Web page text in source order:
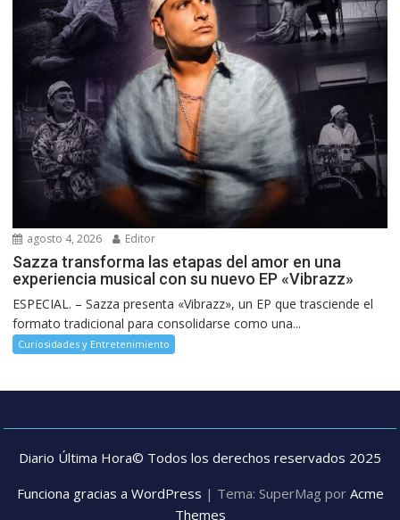
agosto 4, 2026 Editor
Sazza transforma las etapas del amor en una
experiencia musical con su nuevo EP «Vibrazz»
ESPECIAL. – Sazza presenta «Vibrazz», un EP que trasciende el
formato tradicional para consolidarse como una...
Curiosidades y Entretenimiento
Diario Última Hora© Todos los derechos reservados 2025
Funciona gracias a WordPress | Tema: SuperMag por Acme
Themes